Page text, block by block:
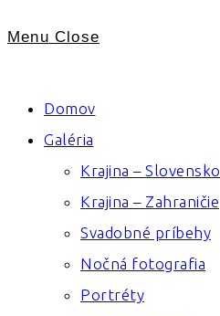
Menu Close
Domov
Galéria
Krajina – Slovensko
Krajina – Zahraničie
Svadobné príbehy
Nočná fotografia
Portréty